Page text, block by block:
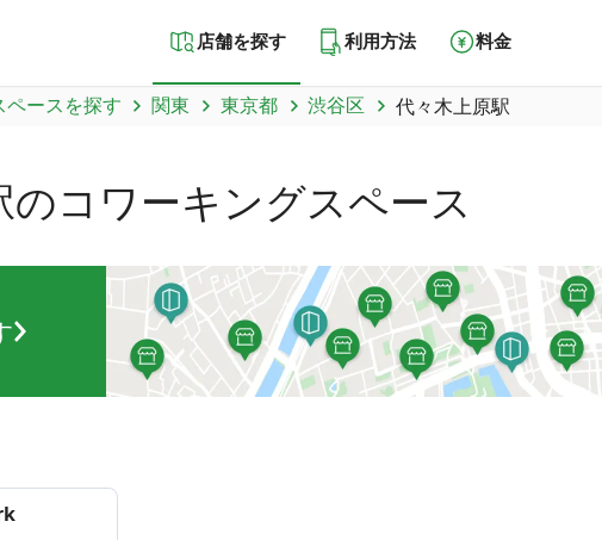
店舗を探す 利用方法 料金
ペースを探す 関東 東京都 渋谷区 代々木上原駅
のコワーキングスペース